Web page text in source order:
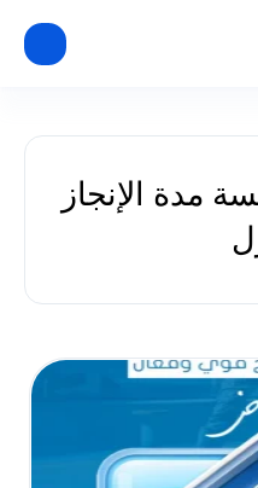
مدة الإنجاز